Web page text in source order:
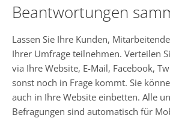
Beantwortungen
Lassen Sie Ihre Kunden,
Ihrer Umfrage teilnehmen. Verteilen
via Ihre Website, E-Mail, Facebook,
sonst noch in Frage kommt. Sie
auch in Ihre Website einbetten. Alle
Befragungen sind automatisch für